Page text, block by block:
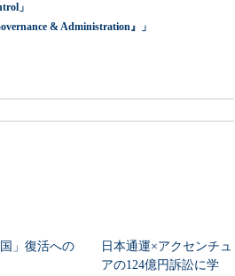
」
& Administration』」
国」復活への
日本通運×アクセンチュ
アの124億円訴訟に学